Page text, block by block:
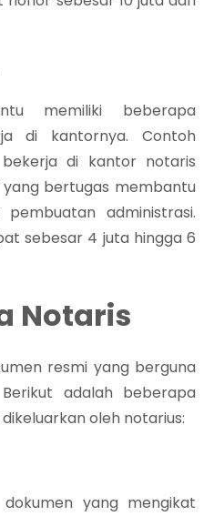
memiliki beberapa
di kantornya. Contoh
di kantor notaris
bertugas membantu
administrasi.
sebesar 4 juta hingga 6
Notaris
resmi yang berguna
adalah beberapa
oleh notarius:
yang mengikat